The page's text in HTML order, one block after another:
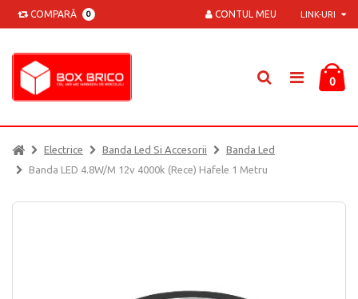
COMPARĂ 0 LINK-URI
CONTUL MEU
0
Electrice Banda Led Si Accesorii
Banda Led
Banda LED 4.8W/M 12v 4000k (rece) Hafele 1 Metru